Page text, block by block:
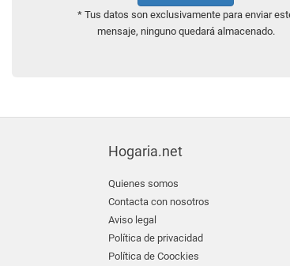
* Tus datos son exclusivamente para enviar
mensaje, ninguno quedará almacenado.
Hogaria.net
Quienes somos
Contacta con nosotros
Aviso legal
Política de privacidad
Política de Coockies